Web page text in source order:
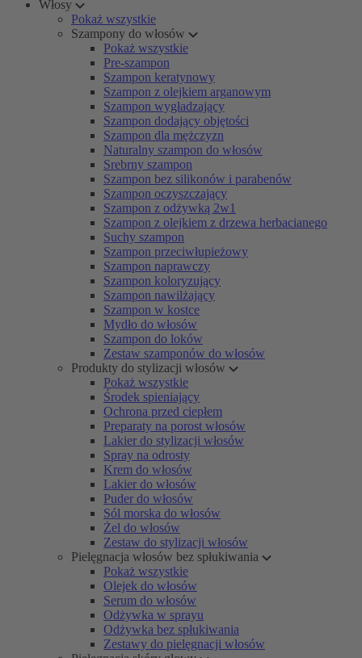
Włosy
Pokaż wszystkie
Szampony do włosów
Pokaż wszystkie
Pre-szampon
Szampon keratynowy
Szampon z olejkiem arganowym
Szampon wygładzający
Szampon dodający objętości
Szampon dla mężczyzn
Naturalny szampon do włosów
Srebrny szampon
Szampon bez silikonów i parabenów
Szampon oczyszczający
Szampon z odżywką 2w1
Szampon z olejkiem z drzewa herbacianego
Suchy szampon
Szampon przeciwłupieżowy
Szampon naprawczy
Szampon koloryzujący
Szampon nawilżający
Szampon w kostce
Mydło do włosów
Szampon do loków
Zestaw szamponów do włosów
Produkty do stylizacji włosów
Pokaż wszystkie
Środek spieniający
Ochrona przed ciepłem
Preparaty na porost włosów
Lakier do stylizacji włosów
Spray na odrosty
Krem do włosów
Lakier do włosów
Puder do włosów
Sól morska do włosów
Żel do włosów
Zestaw do stylizacji włosów
Pielęgnacja włosów bez spłukiwania
Pokaż wszystkie
Olejek do włosów
Serum do włosów
Odżywka w sprayu
Odżywka bez spłukiwania
Zestawy do pielęgnacji włosów